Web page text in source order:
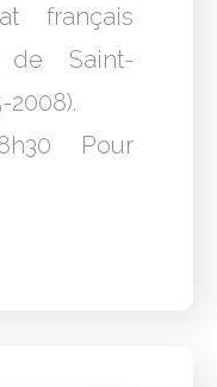
français
de Saint-
2008).
Pour